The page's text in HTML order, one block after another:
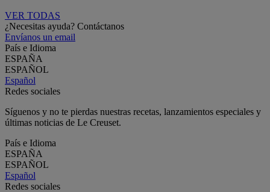
VER TODAS
¿Necesitas ayuda? Contáctanos
Envíanos un email
País e Idioma
ESPAÑA
ESPAÑOL
Español
Redes sociales
Síguenos y no te pierdas nuestras recetas, lanzamientos especiales y
últimas noticias de Le Creuset.
País e Idioma
ESPAÑA
ESPAÑOL
Español
Redes sociales